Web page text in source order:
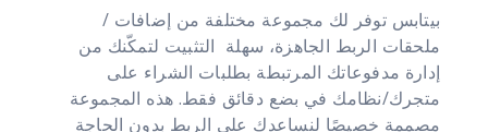
بيتابس توفر لك مجموعة مختلفة من إضافات /
ملحقات الربط الجاهزة، سهلة التثبيت لتمكّنك من
إدارة مدفوعاتك المرتبطة بطلبات الشراء على
متجرك/نظامك في بضع دقائق فقط. هذه المجموعة
مصممة خصيصًا لنساعدك على الربط بدون الحاجة